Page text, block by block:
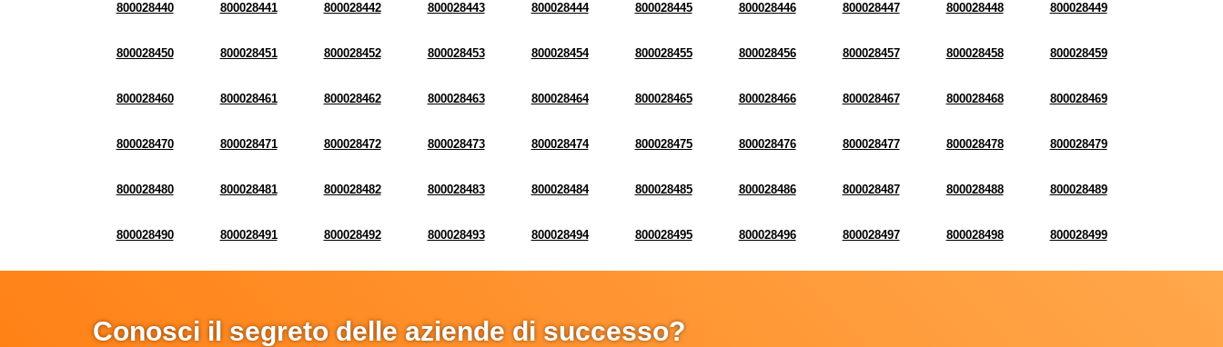
800028440 800028441 800028442 800028443 800028444 800028445 800028446 800028447 800028448 800028449
800028450 800028451 800028452 800028453 800028454 800028455 800028456 800028457 800028458 800028459
800028460 800028461 800028462 800028463 800028464 800028465 800028466 800028467 800028468 800028469
800028470 800028471 800028472 800028473 800028474 800028475 800028476 800028477 800028478 800028479
800028480 800028481 800028482 800028483 800028484 800028485 800028486 800028487 800028488 800028489
800028490 800028491 800028492 800028493 800028494 800028495 800028496 800028497 800028498 800028499
Conosci il segreto delle aziende di successo?